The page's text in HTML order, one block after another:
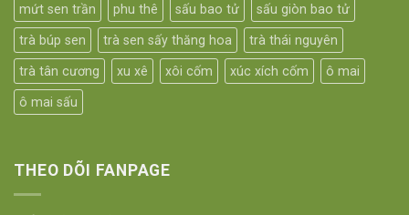
mứt sen trần phu thê sấu bao tử sấu giòn bao tử
trà búp sen trà sen sấy thăng hoa trà thái nguyên
trà tân cương xu xê xôi cốm xúc xích cốm ô mai
ô mai sấu
THEO DÕI FANPAGE